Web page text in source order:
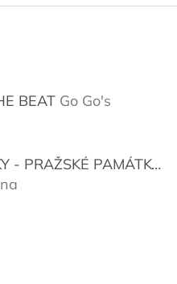
BEAT Go Go's
5 z 5 hvězdiček.
VYSTŘIHOVÁNKY - PRAŽSKÉ PAMÁTKY
5 z 5 hvězdiček.